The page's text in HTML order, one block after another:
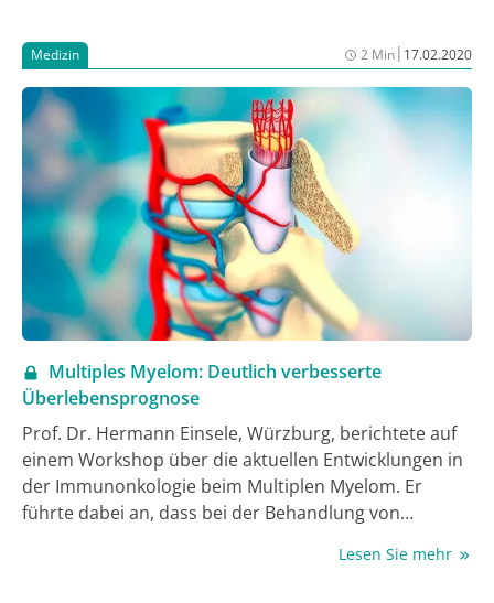
Möglichkeiten geforscht. Allerdings bergen die
komplexen Behandlungen dieser vielschichtigen
Erkrankungen auch das Risiko erheblicher
Nebenwirkungen. Diesen vorzubeugen, ohne die
Qualität des Therapieregimes zu beeinflussen, ist Ziel
supportiver Behandlungen, z.B. mit einer effektiven
Fixkombination (Akynzeo®) zur Prävention der
Chemotherapie-induzierten Nausea und Emesis
(CINV) (2, 3).
Medizin 2 Min| 17.02.2020
Multiples Myelom: Deutlich verbesserte
Überlebensprognose
Prof. Dr. Hermann Einsele, Würzburg, berichtete auf
einem Workshop über die aktuellen Entwicklungen in
der Immunonkologie beim Multiplen Myelom. Er
führte dabei an, dass bei der Behandlung von
vergangenen Jahren enorme Erfolge erzielt wurden.
Lesen Sie mehr